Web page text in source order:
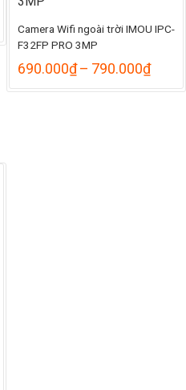
1.005.000₫
1.109.000₫
Camera Wifi ngoài trời IMOU IPC-
F32FP PRO 3MP
690.000₫– 790.000₫
từ